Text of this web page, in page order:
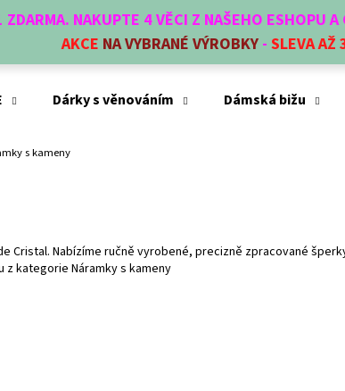
NAKUPTE 4 VĚCI Z NAŠEHO ESHOPU A
AKCE NA VYBRANÉ VÝROBKY - SLEVA AŽ
Dárky s věnováním Dámská bižu
s kameny
Cristal. Nabízíme ručně vyrobené, precizně zpracované
z kategorie Náramky s kameny
Co potřebujete najít?
Doporučujeme